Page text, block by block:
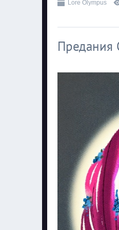
Lore Olympus
Предания